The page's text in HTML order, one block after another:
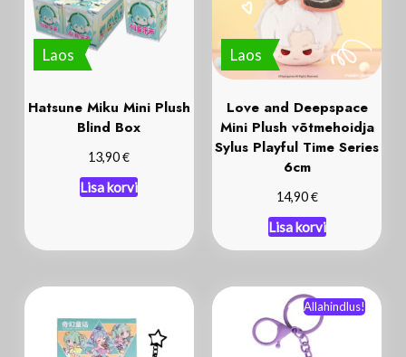
Laos
Hatsune Miku Mini Plush
Blind Box
13,90€
Lisa korvi
Laos
Love and Deepspace
Mini Plush võtmehoidja
Sylus Playful Time Series
6cm
14,90€
Lisa korvi
Allahindlus!